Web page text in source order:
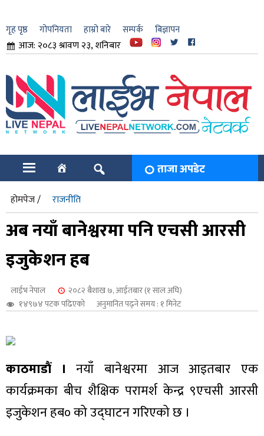
गृह पृष्ठ गोपनियता हाम्रो बारे सम्पर्क बिज्ञापन
आज: २०८३ श्रावण २३, शनिबार
ताजा अपडेट
होमपेज / राजनीति
अब नयाँ बानेश्वरमा पनि एचसी आरसी
इजुकेशन हब
लाईभ नेपाल
२०८२ बैशाख ७, आईतबार (१ साल अघि)
१४९७४ पटक पढिएको
अनुमानित पढ्ने समय : १ मिनेट
काठमाडौं । नयाँ बानेश्वरमा आज आइतबार एक
कार्यक्रमका बीच शैक्षिक परामर्श केन्द्र ९एचसी आरसी
इजुकेशन हब० को उद्घाटन गरिएको छ ।